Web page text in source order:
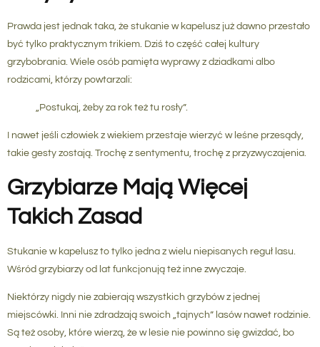
Prawda jest jednak taka, że stukanie w kapelusz już dawno przestało
być tylko praktycznym trikiem. Dziś to część całej kultury
grzybobrania. Wiele osób pamięta wyprawy z dziadkami albo
rodzicami, którzy powtarzali:
„Postukaj, żeby za rok też tu rosły”.
I nawet jeśli człowiek z wiekiem przestaje wierzyć w leśne przesądy,
takie gesty zostają. Trochę z sentymentu, trochę z przyzwyczajenia.
Grzybiarze Mają Więcej
Takich Zasad
Stukanie w kapelusz to tylko jedna z wielu niepisanych reguł lasu.
Wśród grzybiarzy od lat funkcjonują też inne zwyczaje.
Niektórzy nigdy nie zabierają wszystkich grzybów z jednej
miejscówki. Inni nie zdradzają swoich „tajnych” lasów nawet rodzinie.
Są też osoby, które wierzą, że w lesie nie powinno się gwizdać, bo